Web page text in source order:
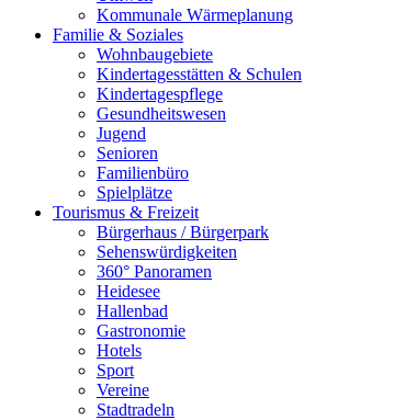
Kommunale Wärmeplanung
Familie & Soziales
Wohnbaugebiete
Kindertagesstätten & Schulen
Kindertagespflege
Gesundheitswesen
Jugend
Senioren
Familienbüro
Spielplätze
Tourismus & Freizeit
Bürgerhaus / Bürgerpark
Sehenswürdigkeiten
360° Panoramen
Heidesee
Hallenbad
Gastronomie
Hotels
Sport
Vereine
Stadtradeln